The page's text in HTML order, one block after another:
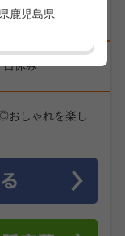
鹿児島県
鉄福岡(天神)駅
日休み
おしゃれを楽し